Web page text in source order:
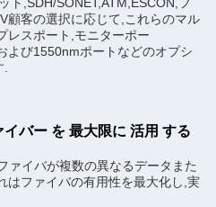
ト,SDH/SONET,ATM,ESCON,フ
顧客の選択に応じて,これらのマル
レスポート,モニターポー
よび1550nmポートなどのオプシ
.
バー を 最大限に 活用 する
ァイバが複数の異なるデータまた
はファイバの有用性を最大化し,実